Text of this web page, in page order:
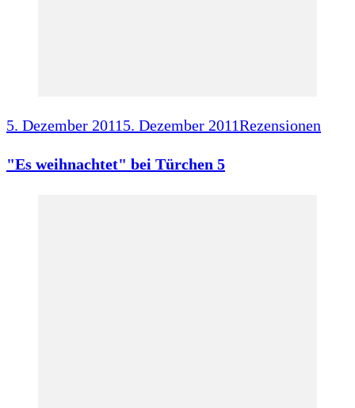
5. Dezember 20115. Dezember 2011Rezensionen
"Es weihnachtet" bei Türchen 5